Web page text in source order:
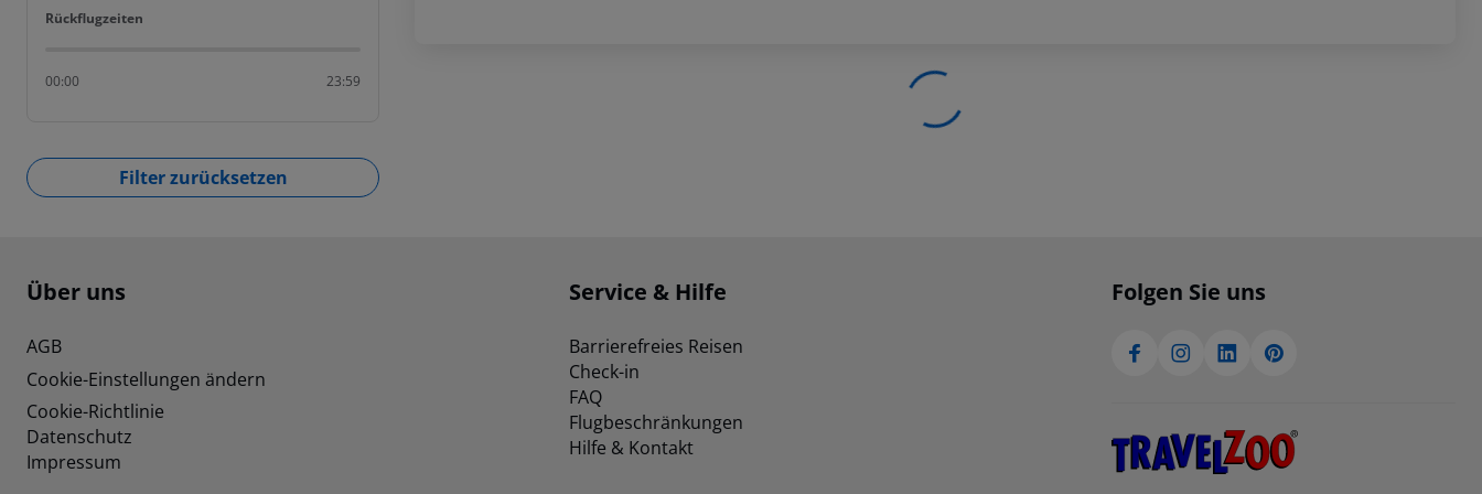
Rückflugzeiten
Rückflugzeiten
00:00 23:59
Filter zurücksetzen
Footer navigation
Über uns
AGB
Cookie-Einstellungen ändern
Cookie-Richtlinie
Datenschutz
Impressum
Service & Hilfe
Barrierefreies Reisen
Check-in
FAQ
Flugbeschränkungen
Hilfe & Kontakt
Folgen Sie uns